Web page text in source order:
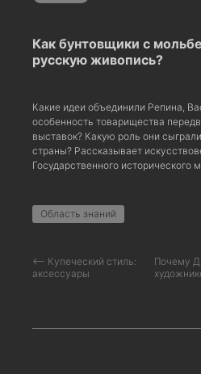
Как бунтовщики с
русскую живопись?
Какие идеи объединили Репина,
особенность товарищества
выставок? Какую роль они
страны? Рассказывает
Государственного исторического
Область знаний
⟵ Купеческий стиль:
аксессуары
Почему